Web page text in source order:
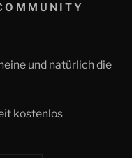
und natürlich die
kostenlos